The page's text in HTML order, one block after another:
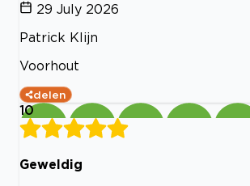
29 July 2026
Patrick Klijn
Voorhout
delen
10
Geweldig